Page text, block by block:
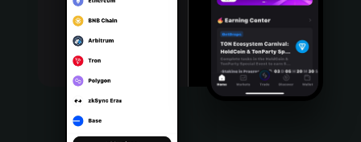
Português (Portugal)
Bahasa Indonesia
Português (Brasil)